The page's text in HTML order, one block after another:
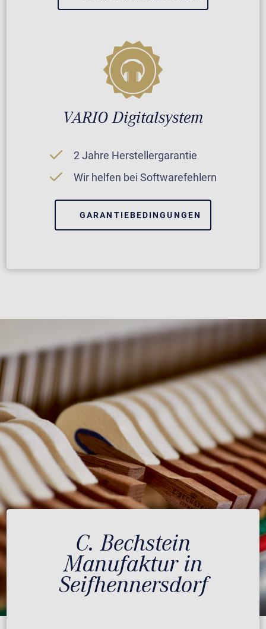
VARIO Digitalsystem
2 Jahre Herstellergarantie
Wir helfen bei Softwarefehlern
GARANTIEBEDINGUNGEN
C. Bechstein
Manufaktur in
Seifhennersdorf